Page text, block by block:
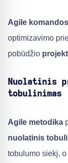
Agile komandos
optimizavimo
pobūdžio
Nuolatinis
tobulinimas
Agile metodika
nuolatinis
tobulumo siekį,